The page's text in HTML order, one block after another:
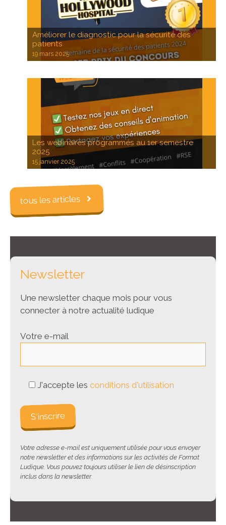
Améliorer le diagnostic pour la sécurité des
patients
19 mars 2025
Les webinaires programmés au 1er semestre
2025
15 janvier 2025
tous les articles
Newsletter
Une newsletter chaque mois pour vous
connecter à notre actualité ludique
Votre e-mail
J'accepte les conditions d'utilisation
Votre adresse e-mail est uniquement utilisée pour vous envoyer
notre newsletter et des informations sur les activités de Format
Ludique. Vous pouvez toujours utiliser le lien de désinscription
inclus dans la newsletter.